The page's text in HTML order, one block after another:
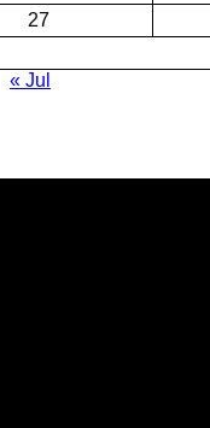
27
« Jul